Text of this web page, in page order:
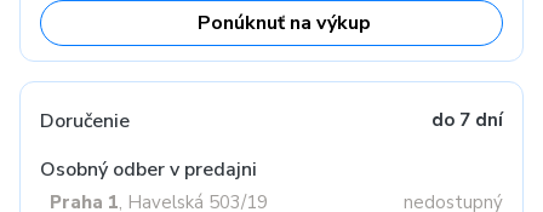
Ponúknuť na výkup
Doručenie do 7 dní
Osobný odber v predajni
Praha 1, Havelská 503/19
nedostupný